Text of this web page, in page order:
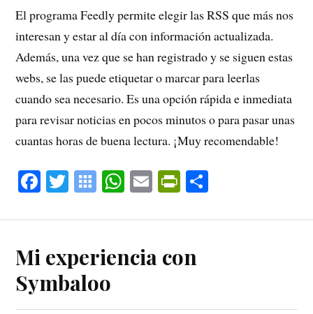
El programa Feedly permite elegir las RSS que más nos
interesan y estar al día con información actualizada.
Además, una vez que se han registrado y se siguen estas
webs, se las puede etiquetar o marcar para leerlas
cuando sea necesario. Es una opción rápida e inmediata
para revisar noticias en pocos minutos o para pasar unas
cuantas horas de buena lectura. ¡Muy recomendable!
Fa
ok
T
r
S
ba
lo
o
W
A
pp
E Pr
ri
en
Mi experiencia con
Symbaloo